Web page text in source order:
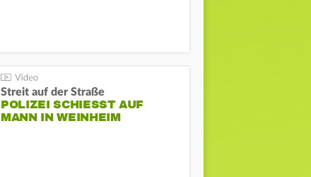
Streit auf der Straße
POLIZEI SCHIESST AUF M
ANN IN WEINHEIM